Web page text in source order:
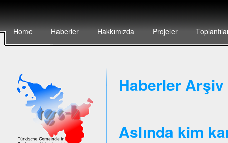
Home Haberler Hakkımızda Projeler
Haberler Arşiv
Aslında kim